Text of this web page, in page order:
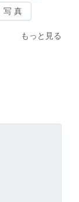
写 真
もっと見る